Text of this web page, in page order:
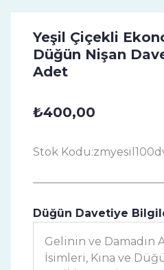
Yeşil Çiçekli
Düğün Nişan
Adet
₺400,00
Stok Kodu:
Düğün Davetiye